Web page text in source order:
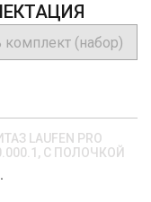
комплект (набор)
LAUFEN PRO
С ПОЛОЧКОЙ